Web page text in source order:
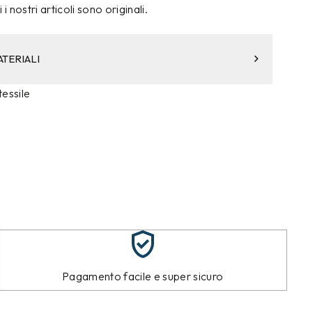
nostri articoli sono originali.
Pagamento facile e super sicuro